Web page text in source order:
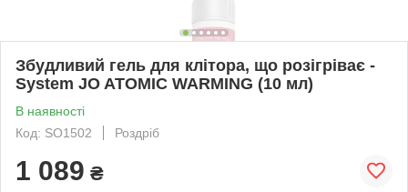
Збудливий гель для клітора, що розігріває -
System JO ATOMIC WARMING (10 мл)
В наявності
Код: SO1502
Роздріб
1 089 ₴